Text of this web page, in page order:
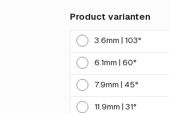
Product varianten
3.6mm | 103°
6.1mm | 60°
7.9mm | 45°
11.9mm | 31°